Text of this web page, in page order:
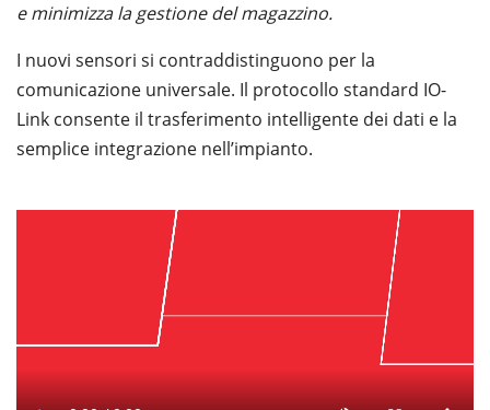
e minimizza la gestione del magazzino.
I nuovi sensori si contraddistinguono per la
comunicazione universale. Il protocollo standard IO-
Link consente il trasferimento intelligente dei dati e la
semplice integrazione nell’impianto.